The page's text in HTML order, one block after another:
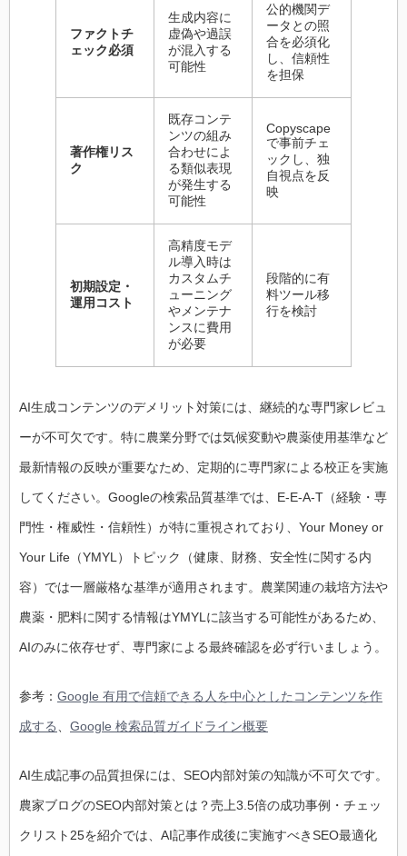
ファクトチ
ェック必須
生成内容に
虚偽や過誤
が混入する
可能性
公的機関デ
ータとの照
合を必須化
し、信頼性
を担保
著作権リス
ク
既存コンテ
ンツの組み
合わせによ
る類似表現
が発生する
可能性
Copyscape
で事前チェ
ックし、独
自視点を反
映
初期設定・
運用コスト
高精度モデ
ル導入時は
カスタムチ
ューニング
やメンテナ
ンスに費用
が必要
段階的に有
料ツール移
行を検討
AI生成コンテンツのデメリット対策には、継続的な専門家レビュ
ーが不可欠です。特に農業分野では気候変動や農薬使用基準など
最新情報の反映が重要なため、定期的に専門家による校正を実施
してください。Googleの検索品質基準では、E-E-A-T（経験・専
門性・権威性・信頼性）が特に重視されており、Your Money or
Your Life（YMYL）トピック（健康、財務、安全性に関する内
容）では一層厳格な基準が適用されます。農業関連の栽培方法や
農薬・肥料に関する情報はYMYLに該当する可能性があるため、
AIのみに依存せず、専門家による最終確認を必ず行いましょう。
参考： Google 有用で信頼できる人を中心としたコンテンツを作
成する Google 検索品質ガイドライン概要
AI生成記事の品質担保には、SEO内部対策の知識が不可欠です。
農家ブログのSEO内部対策とは？売上3.5倍の成功事例・チェッ
クリスト25を紹介では、AI記事作成後に実施すべきSEO最適化